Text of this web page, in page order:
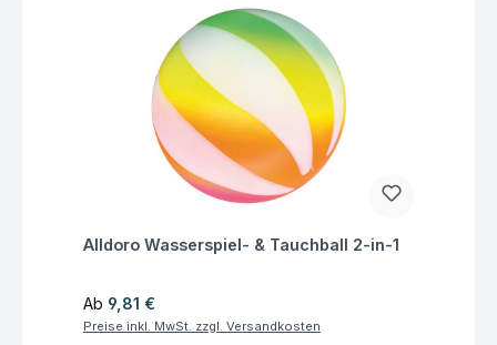
Fragen zum Artikel
Alldoro Wasserspiel- & Tauchball 2-in-1
Regulärer Preis:
Ab 9,81 €
Preise inkl. MwSt. zzgl. Versandkosten